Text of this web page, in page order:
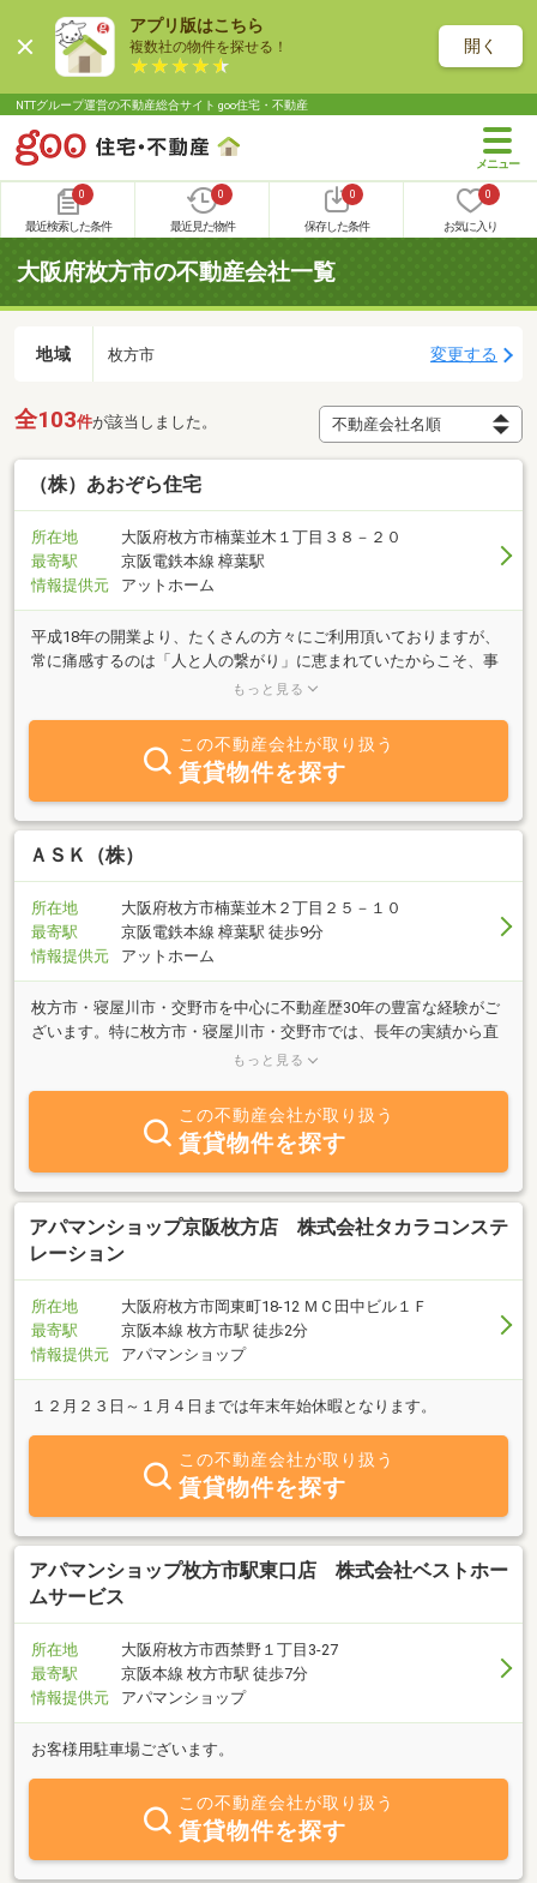
アプリ版はこちら
複数社の物件を探せる！ 開く
NTTグループ運営の不動産総合サイト goo住宅・不動産
0
最近検索した条件
0
最近見た物件
0
保存した条件
0
お気に入り
大阪府枚方市の不動産会社一覧
地域 枚方市 変更する
全103件が該当しました。
（株）あおぞら住宅
所在地
大阪府枚方市楠葉並木１丁目３８－２０
最寄駅
京阪電鉄本線 樟葉駅
情報提供元
アットホーム
平成18年の開業より、たくさんの方々にご利用頂いておりますが、
常に痛感するのは「人と人の繋がり」に恵まれていたからこそ、事
業を続けてこられたのだということです。「人と人」が存在するの
ることこそが、人同士を仲介する私たちの最大の役目であると感じ
ております。実際、これまでご利用頂いた方に、知人の方をお連れ
頂いたり、その方ご自身に再びご利用頂いたりする事が多く、繋が
りの大切さ、そして繋がりがあることの幸福を実感する毎日でござ
います。私たちもお客様との繋がりを大事にし、末永く皆様のパー
トナーになれるよう尽力していく心づもりです。この先も人間同士
う、スタッフ一同、職務に励んでまいります。
もっと見る
この不動産会社が取り扱う
賃貸物件を探す
ＡＳＫ（株）
所在地
大阪府枚方市楠葉並木２丁目２５－１０
最寄駅
京阪電鉄本線 樟葉駅 徒歩9分
情報提供元
アットホーム
枚方市・寝屋川市・交野市を中心に不動産歴30年の豊富な経験がご
ざいます。特に枚方市・寝屋川市・交野市では、長年の実績から直
接取引のオーナー様が多く、弊社管理物件や専任募集物件が数多く
て頂きます。事業用不動産の仲介や管理、マンション・ハイツ・ア
パートの購入や管理、不動産の購入・売却など是非お声かけ下さ
い。また、弊社事務所1階ではふくちぁん餃子くずは店を運営して
おります。何卒よろしくお願い申し上げます。
もっと見る
この不動産会社が取り扱う
賃貸物件を探す
アパマンショップ京阪枚方店 株式会社タカラコンステ
レーション
所在地
大阪府枚方市岡東町18-12 ＭＣ田中ビル１Ｆ
最寄駅
京阪本線 枚方市駅 徒歩2分
情報提供元
アパマンショップ
１２月２３日～１月４日までは年末年始休暇となります。
この不動産会社が取り扱う
賃貸物件を探す
アパマンショップ枚方市駅東口店 株式会社ベストホー
ムサービス
所在地
大阪府枚方市西禁野１丁目3-27
最寄駅
京阪本線 枚方市駅 徒歩7分
情報提供元
アパマンショップ
お客様用駐車場ございます。
この不動産会社が取り扱う
賃貸物件を探す